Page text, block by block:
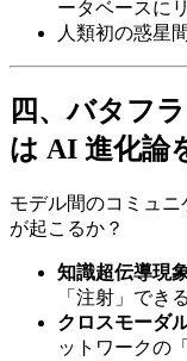
ータベースに
人類初の惑星
四、バタフ
は AI 進化論
モデル間のコミュ
が起こるか？
知識超伝導現
「注射」できる
クロスモーダ
ットワークの